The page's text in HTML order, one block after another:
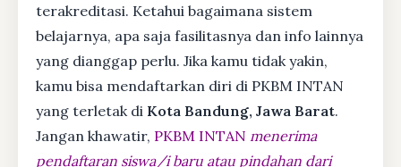
terakreditasi. Ketahui bagaimana sistem
belajarnya, apa saja fasilitasnya dan info lainnya
yang dianggap perlu. Jika kamu tidak yakin,
kamu bisa mendaftarkan diri di PKBM INTAN
yang terletak di Kota Bandung, Jawa Barat.
Jangan khawatir, PKBM INTAN menerima
pendaftaran siswa/i baru atau pindahan dari